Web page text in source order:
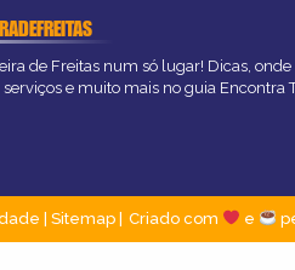
de Freitas num só lugar! Dicas,
e muito mais no guia Encontra
Sitemap Criado com e